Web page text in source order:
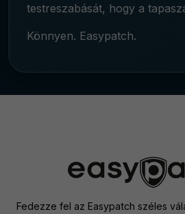
testreszabását, hogy a
Könnyen. Easypatch.
Fedezze fel az Easypatch széles